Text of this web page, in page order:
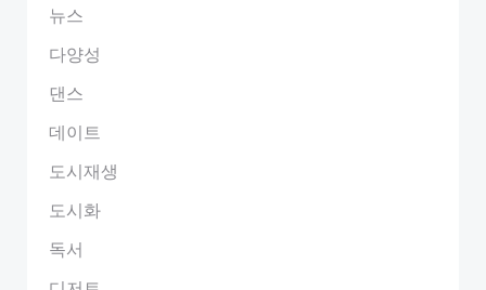
뉴스
다양성
댄스
데이트
도시재생
도시화
독서